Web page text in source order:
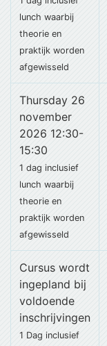
lunch waarbij
theorie en
praktijk worden
afgewisseld
Thursday 26
november
2026 12:30-
15:30
1 dag inclusief
lunch waarbij
theorie en
praktijk worden
afgewisseld
Cursus wordt
ingepland bij
voldoende
inschrijvingen
1 Dag inclusief